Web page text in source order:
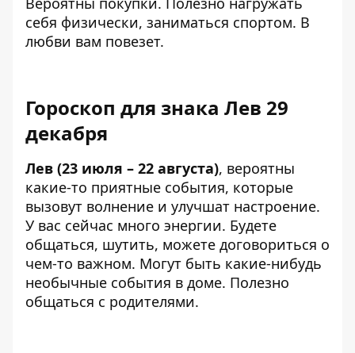
себя физически, заниматься спортом. В
любви вам повезет.
Гороскоп для знака Лев 29
декабря
Лев (23 июля – 22 августа), вероятны
какие-то приятные события, которые
вызовут волнение и улучшат настроение.
У вас сейчас много энергии. Будете
общаться, шутить, можете договориться о
чем-то важном. Могут быть какие-нибудь
необычные события в доме. Полезно
общаться с родителями.